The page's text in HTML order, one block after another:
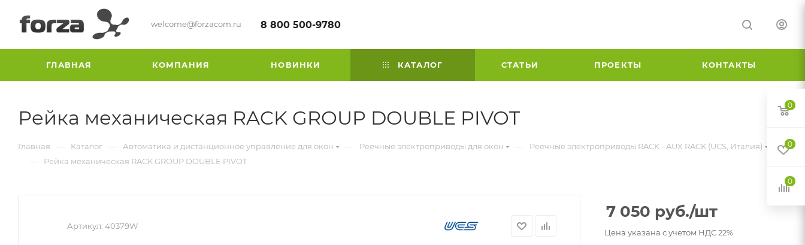
welcome@forzacom.ru 8 800 500-9780
ГЛАВНАЯ КОМПАНИЯ НОВИНКИ КАТАЛОГ СТАТЬИ ПРОЕКТЫ КОНТАКТЫ
Рейка механическая RACK GROUP DOUBLE PIVOT
Главная — Каталог — Автоматика и дистанционное управление для окон — Реечные электроприводы для окон — Реечные электроприводы RACK - AUX RACK (UCS, Италия)
— Рейка механическая RACK GROUP DOUBLE PIVOT
Артикул: 40379W
7 050 руб./шт
Цена указана с учетом НДС 22%
0
0
0